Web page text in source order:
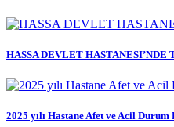
HASSA DEVLET
2025 yılı Hastane Afet ve Acil Durum